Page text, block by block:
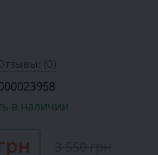
(0)
в наличии